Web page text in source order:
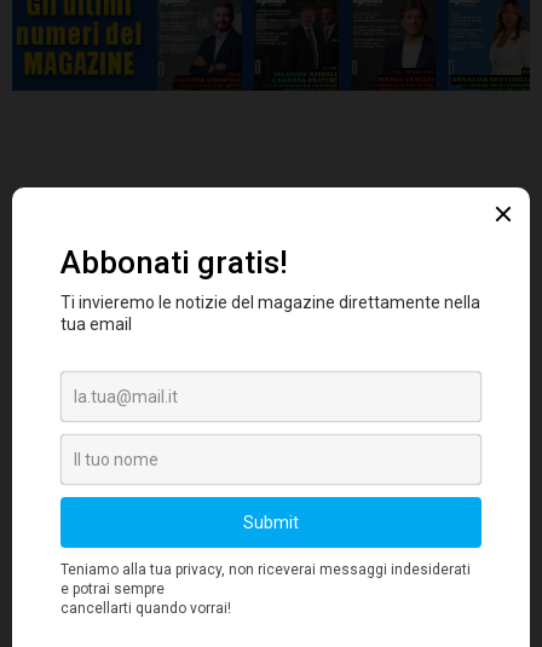
In questo momento, il livello che il debito
globale ha raggiunto è un elemento che i
osservazione.Quando si attuano quei
programmi di stimolodalle dimensioni senza
precedenti che abbiamo visto in questi anni,il
rischio di creare una crisi di credito è
sempre dietro l'angolo. La politica monetaria
accomodante, infatti, da una parte inflaziona il
prezzo degli asset, dall'altra incentiva il
credito, riducendone i costi al minimo.